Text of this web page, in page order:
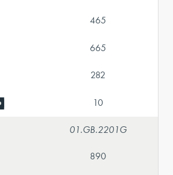
465
665
282
10
01.GB.2201G
890